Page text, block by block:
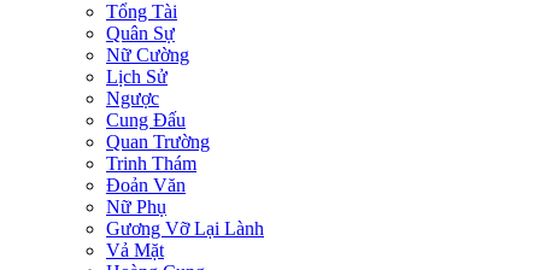
Tổng Tài
Quân Sự
Nữ Cường
Lịch Sử
Ngược
Cung Đấu
Quan Trường
Trinh Thám
Đoản Văn
Nữ Phụ
Gương Vỡ Lại Lành
Vả Mặt